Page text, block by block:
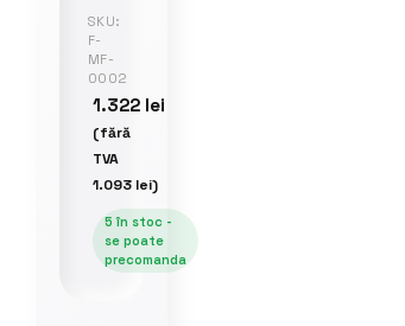
SKU:
F-
MF-
0002
1.322 lei
(fără
TVA
1.093 lei)
5 în stoc -
se poate
precomanda